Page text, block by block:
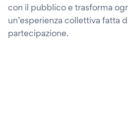
con il pubblico e trasforma
un’esperienza collettiva fatta
partecipazione.